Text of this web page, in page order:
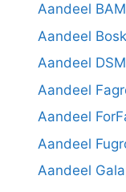
Aandeel BAM
Aandeel
Aandeel DSM
Aandeel
Aandeel
Aandeel
Aandeel